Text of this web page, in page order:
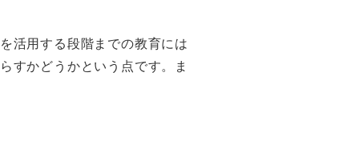
活用する段階までの教育には
すかどうかという点です。ま